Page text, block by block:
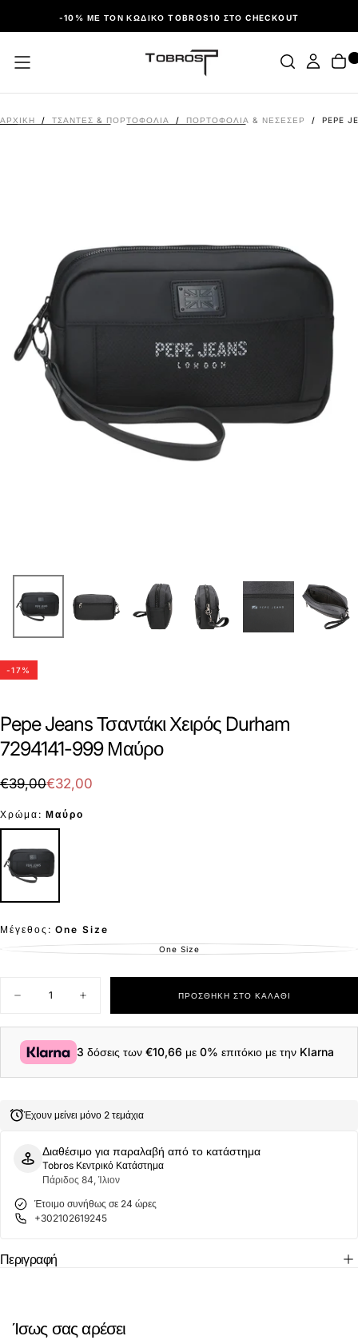
ΠΑΡΆΛΕΙΨΗ-10% ΜΕ ΤΟΝ ΚΩΔΙΚΌ TOBROS10 ΣΤΟ CHECKOUT
ΑΡΧΙΚΉ / ΤΣΑΝΤΕΣ & ΠΟΡΤΟΦΟΛΙΑ / ΠΟΡΤΟΦΌΛΙΑ & ΝΕΣΕΣΈΡ / PEPE
-17%
Pepe Jeans Τσαντάκι Χειρός Durham
7294141-999 Μαύρο
€32,00
Τιμή
€39,00Τιμή
έκπτωση
€32,00
Χρώμα: Μαύρο
Μέγεθος: One Size
One Size
ΕΚΤΌΣ
Μείωση
για
Jeans
Τσαντάκι
999
Μαύρο
Αύξηση
ποσότητας
για
Jeans
Τσαντάκι
999
Μαύρο
ΠΡΟΣΘΉΚΗ ΣΤΟ ΚΑΛΆΘΙ
3 δόσεις των€10,66 με 0% επιτόκιο με την Klarna
Έχουν μείνει μόνο 2 τεμάχια
Διαθέσιμο για παραλαβή από το κατάστημα
Tobros Κεντρικό Κατάστημα
Πάριδος 84, Ίλιον
Έτοιμο συνήθως σε 24 ώρες
+302102619245
Περιγραφή
Ίσως σας αρέσει